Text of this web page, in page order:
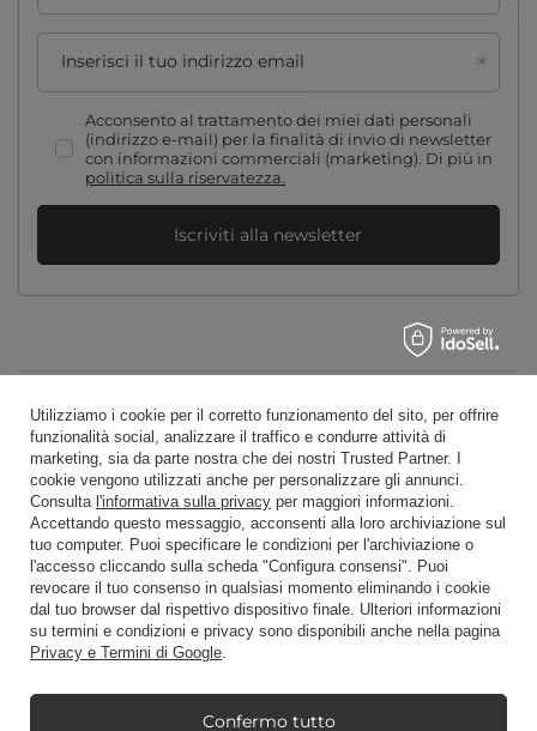
Inserisci il tuo indirizzo email
Acconsento al trattamento dei miei dati personali
(indirizzo e-mail) per la finalità di invio di newsletter
con informazioni commerciali (marketing). Di più in
politica sulla riservatezza.
Iscriviti alla newsletter
Ordini
Stato dell'ordine
Tracciamento della spedizione
Voglio fare un reclamo sul prodotto
Voglio restituire un prodotto
Voglio scambiare la merce
Contatto
Utilizziamo i cookie per il corretto funzionamento del sito, per offrire
funzionalità social, analizzare il traffico e condurre attività di
marketing, sia da parte nostra che dei nostri Trusted Partner. I
cookie vengono utilizzati anche per personalizzare gli annunci.
Consulta l'informativa sulla privacy per maggiori informazioni.
Accettando questo messaggio, acconsenti alla loro archiviazione sul
tuo computer. Puoi specificare le condizioni per l'archiviazione o
l'accesso cliccando sulla scheda "Configura consensi". Puoi
revocare il tuo consenso in qualsiasi momento eliminando i cookie
dal tuo browser dal rispettivo dispositivo finale. Ulteriori informazioni
su termini e condizioni e privacy sono disponibili anche nella pagina
Privacy e Termini di Google.
Confermo tutto